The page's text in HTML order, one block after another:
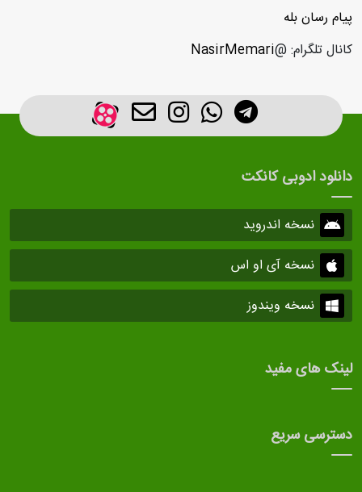
پیام رسان بله
کانال تلگرام: @NasirMemari
دانلود ادوبی کانکت
نسخه اندروید
نسخه آی او اس
نسخه ویندوز
لینک های مفید
دسترسی سریع